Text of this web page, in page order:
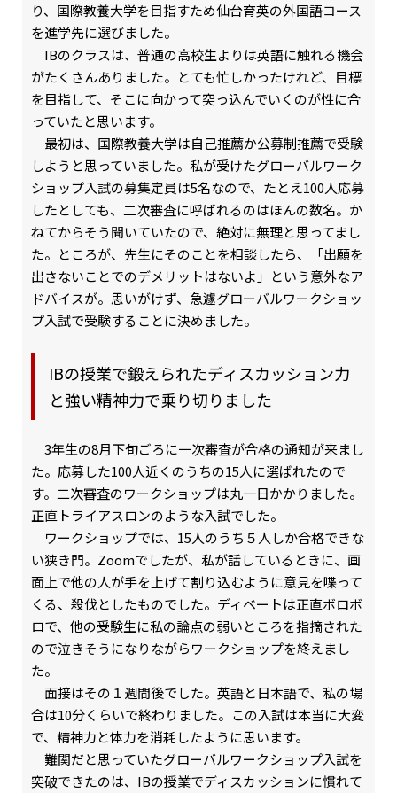
り、国際教養大学を目指すため仙台育英の外国語コース
を進学先に選びました。
IBのクラスは、普通の高校生よりは英語に触れる機会
がたくさんありました。とても忙しかったけれど、目標
を目指して、そこに向かって突っ込んでいくのが性に合
っていたと思います。
最初は、国際教養大学は自己推薦か公募制推薦で受験
しようと思っていました。私が受けたグローバルワーク
ショップ入試の募集定員は5名なので、たとえ100人応募
したとしても、二次審査に呼ばれるのはほんの数名。か
ねてからそう聞いていたので、絶対に無理と思ってまし
た。ところが、先生にそのことを相談したら、「出願を
出さないことでのデメリットはないよ」という意外なア
ドバイスが。思いがけず、急遽グローバルワークショッ
プ入試で受験することに決めました。
IBの授業で鍛えられたディスカッション力
と強い精神力で乗り切りました
3年生の8月下旬ごろに一次審査が合格の通知が来まし
た。応募した100人近くのうちの15人に選ばれたので
す。二次審査のワークショップは丸一日かかりました。
正直トライアスロンのような入試でした。
ワークショップでは、15人のうち５人しか合格できな
い狭き門。Zoomでしたが、私が話しているときに、画
面上で他の人が手を上げて割り込むように意見を喋って
くる、殺伐としたものでした。ディベートは正直ボロボ
ロで、他の受験生に私の論点の弱いところを指摘された
ので泣きそうになりながらワークショップを終えまし
た。
面接はその１週間後でした。英語と日本語で、私の場
合は10分くらいで終わりました。この入試は本当に大変
で、精神力と体力を消耗したように思います。
難関だと思っていたグローバルワークショップ入試を
突破できたのは、IBの授業でディスカッションに慣れて